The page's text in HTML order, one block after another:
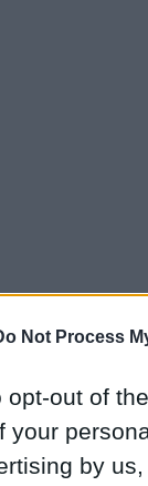
Not Process
opt-out of
your
by